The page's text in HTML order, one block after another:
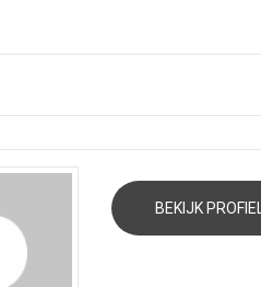
BEKIJK PROFIEL